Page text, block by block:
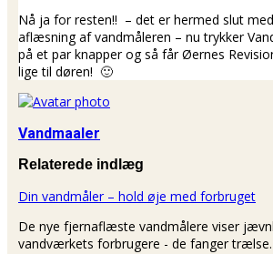
Nå ja for resten!! – det er hermed slut
aflæsning af vandmåleren – nu trykker
på et par knapper og så får Øernes
lige til døren! 🙂
Vandmaaler
Relaterede indlæg
Din vandmåler – hold øje med forbruget
De nye fjernaflæste vandmålere viser
vandværkets forbrugere - de fanger